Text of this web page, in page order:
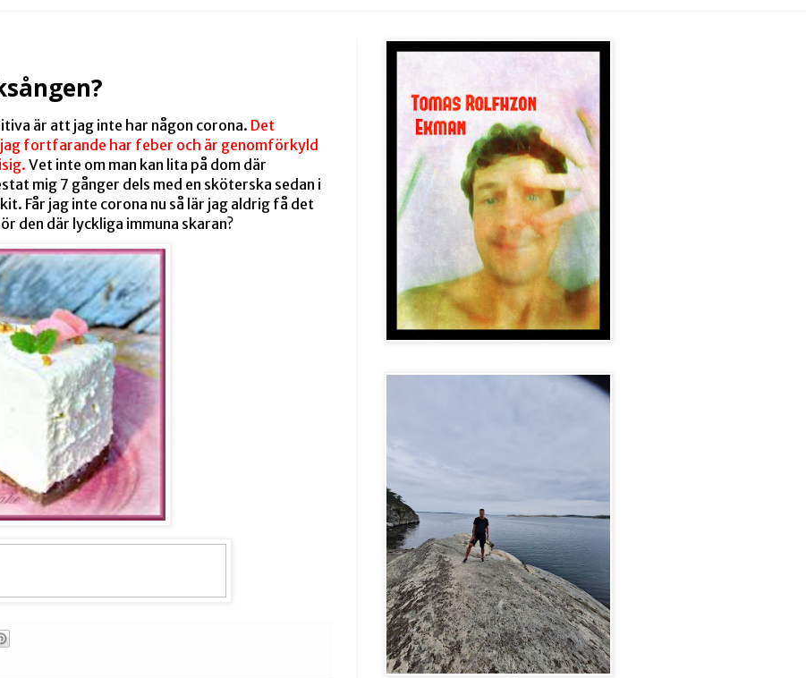
är att jag inte har någon corona. Det
fortfarande har feber och är genomförkyld
Vet inte om man kan lita på dom där
mig 7 gånger dels med en sköterska sedan i
Får jag inte corona nu så lär jag aldrig få det
den där lyckliga immuna skaran?